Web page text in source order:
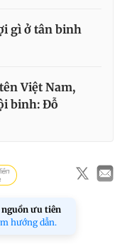
gì ở tân binh
Việt Nam,
binh: Đỗ
nguồn ưu tiên
hướng dẫn.